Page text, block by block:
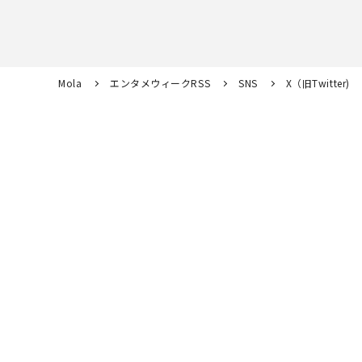
Mola エンタメウィークRSS SNS X（旧Twitter)